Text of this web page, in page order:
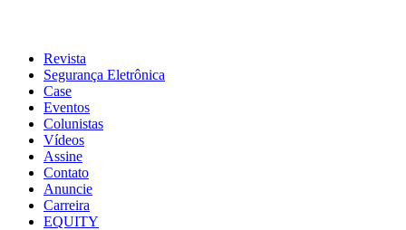
Revista
Segurança Eletrônica
Case
Eventos
Colunistas
Vídeos
Assine
Contato
Anuncie
Carreira
EQUITY